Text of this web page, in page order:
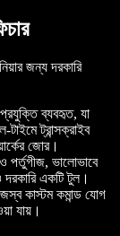
জন্য দরকারি
ব্যবহৃত, যা
ট্রান্সক্রাইব
জোর।
পর্তুগীজ, ভালোভাবে
একটি টুল।
নিজস্ব কাস্টম কমান্ড যোগ
যায়।